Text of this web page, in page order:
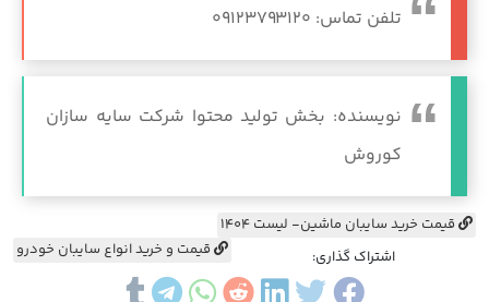
تلفن تماس: 09123793120
نویسنده: بخش تولید محتوا شرکت سایه سازان
کوروش
قیمت خرید سایبان ماشین- لیست 1404
قیمت و خرید انواع سایبان خودرو
اشتراک گذاری: